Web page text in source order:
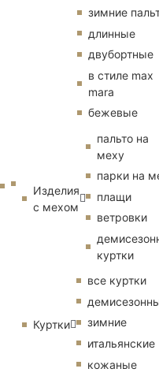
зимние
длинные
двубортные
в стиле max
mara
бежевые
Изделия
с мехом
пальто на
меху
парки на
плащи
ветровки
куртки
Куртки
все куртки
зимние
итальянские
кожаные